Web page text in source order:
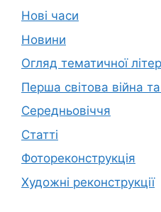
Нові часи
Новини
Огляд тематичної
Перша світова війна
Середньовіччя
Статті
Фотореконструкція
Художні реконструкції